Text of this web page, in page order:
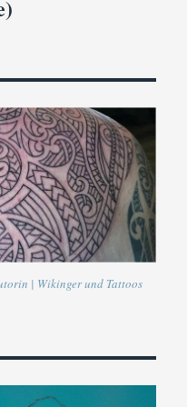
| Wikinger und Tattoos